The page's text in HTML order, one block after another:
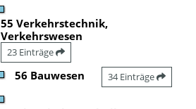
55 Verkehrstechnik,
Verkehrswesen
23 Einträge
56 Bauwesen 34 Einträge